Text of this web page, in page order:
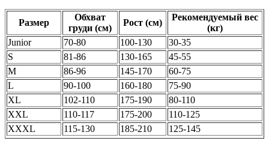
Размер
Обхват
груди (см)
Рост (см)
Рекомендуемый вес
(кг)
Junior
70-80 100-130
30-35
S
81-86 130-165
45-55
M
86-96 145-170
60-75
L
90-100 160-180
75-90
XL
102-110 175-190
80-110
XXL
110-117 175-200
110-125
XXXL
115-130 185-210 125-145